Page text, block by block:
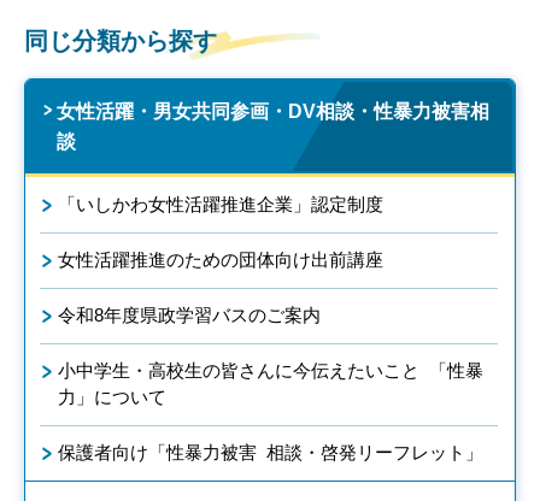
同じ分類から探す
女性活躍・男女共同参画・DV相談・性暴力被害相
談
「いしかわ女性活躍推進企業」認定制度
女性活躍推進のための団体向け出前講座
令和8年度県政学習バスのご案内
小中学生・高校生の皆さんに今伝えたいこと 「性暴
力」について
保護者向け「性暴力被害 相談・啓発リーフレット」